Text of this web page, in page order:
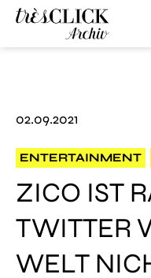
02.09.2021
ENTERTAINMENT
ZICO IST
TWITTER
WELT